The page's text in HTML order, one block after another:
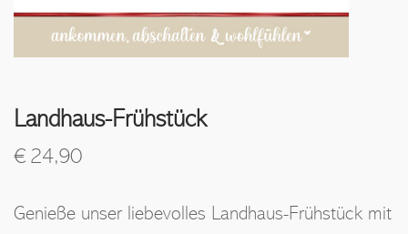
Landhaus-Frühstück
€ 24,90
Genieße unser liebevolles Landhaus-Frühstück mit